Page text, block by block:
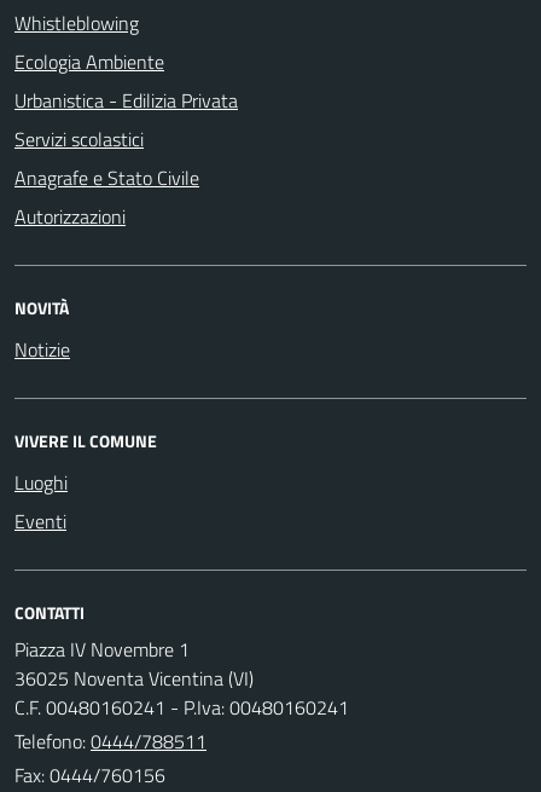
Whistleblowing
Ecologia Ambiente
Urbanistica - Edilizia Privata
Servizi scolastici
Anagrafe e Stato Civile
Autorizzazioni
NOVITÀ
Notizie
VIVERE IL COMUNE
Luoghi
Eventi
CONTATTI
Piazza IV Novembre 1
36025 Noventa Vicentina (VI)
C.F. 00480160241 - P.Iva: 00480160241
Telefono:0444/788511
Fax: 0444/760156